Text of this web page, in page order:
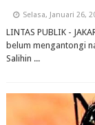
Selasa, Januari 26,
LINTAS PUBLIK -
belum mengantongi
Salihin ...